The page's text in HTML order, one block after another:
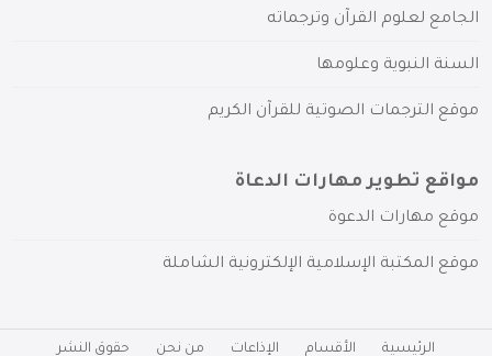
الجامع لعلوم القرآن وترجماته
السنة النبوية وعلومها
موقع الترجمات الصوتية للقرآن الكريم
مواقع تطوير مهارات الدعاة
موقع مهارات الدعوة
موقع المكتبة الإسلامية الإلكترونية الشاملة
الرئيسية الأقسام الإذاعات من نحن حقوق النشر